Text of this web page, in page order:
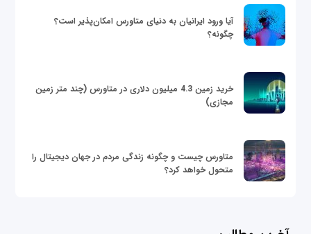
آیا ورود ایرانیان به دنیای متاورس امکان‌پذیر است؟
چگونه؟
خرید زمین 4.3 میلیون دلاری در متاورس (چند متر زمین
مجازی)
متاورس چیست و چگونه زندگی مردم در جهان دیجیتال را
متحول خواهد کرد؟